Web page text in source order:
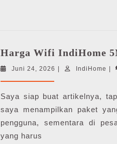
Harga Wifi IndiHome
Juni 24, 2026 Juni
IndiHome
Saya siap buat artikelnya,
saya menampilkan paket
pengguna, sementara di
yang harus